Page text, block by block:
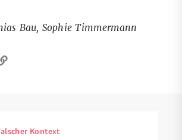
Bau, Sophie Timmermann
Kontext